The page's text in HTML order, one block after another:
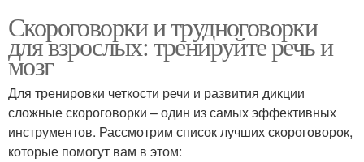
Скороговорки и трудноговорки
для взрослых: тренируйте речь и
мозг
Для тренировки четкости речи и развития дикции
сложные скороговорки – один из самых эффективных
инструментов. Рассмотрим список лучших скороговорок,
которые помогут вам в этом: